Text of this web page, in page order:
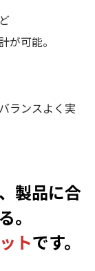
が可能。
ランスよく実
製品に合
。
トです。